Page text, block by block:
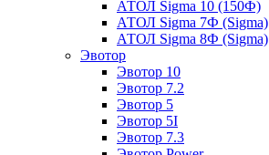
АТОЛ Sigma 10 (150Ф)
АТОЛ Sigma 7Ф (Sigma)
АТОЛ Sigma 8Ф (Sigma)
Эвотор
Эвотор 10
Эвотор 7.2
Эвотор 5
Эвотор 5I
Эвотор 7.3